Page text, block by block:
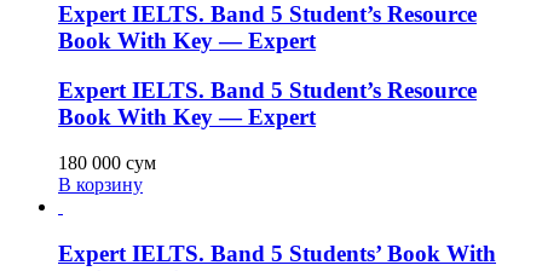
Expert IELTS. Band 5 Student’s Resource
Book With Key — Expert
Expert IELTS. Band 5 Student’s Resource
Book With Key — Expert
180 000 сум
В корзину
Expert IELTS. Band 5 Students’ Book With